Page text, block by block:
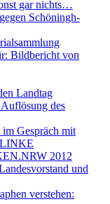
gar nichts…
Schöningh-
Bildbericht von
Landtag
des
Gespräch mit
LINKE
2012
und
verstehen: